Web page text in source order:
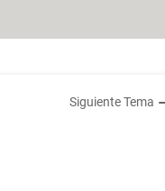
Siguiente Tema